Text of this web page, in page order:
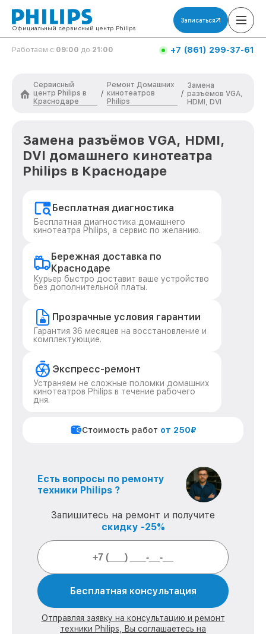
Официальный сервисный центр Philips
Записаться
Работаем с 09:00 до 21:00 +7 (861) 299-37-61
Сервисный
центр Philips в
Краснодаре
/
Ремонт Домашних
кинотеатров
Philips
/
Замена
разъёмов VGA,
HDMI, DVI
Замена разъёмов VGA, HDMI,
DVI домашнего кинотеатра
Philips в Краснодаре
Бесплатная диагностика
Бесплатная диагностика домашнего
кинотеатра Philips, а сервис по желанию.
Бережная доставка по
Краснодаре
Курьер быстро доставит ваше устройство
без дополнительной платы.
Прозрачные условия гарантии
Гарантия 36 месяцев на восстановление и
комплектующие.
Экспресс-ремонт
Устраняем не сложные поломки домашних
кинотеатров Philips в течение рабочего
дня.
Стоимость работ от 250₽
Есть вопросы по ремонту
техники Philips ?
Запишитесь на ремонт и получите
скидку -25%
Бесплатная консультация
Отправляя заявку на консультацию и ремонт
техники Philips, Вы соглашаетесь на